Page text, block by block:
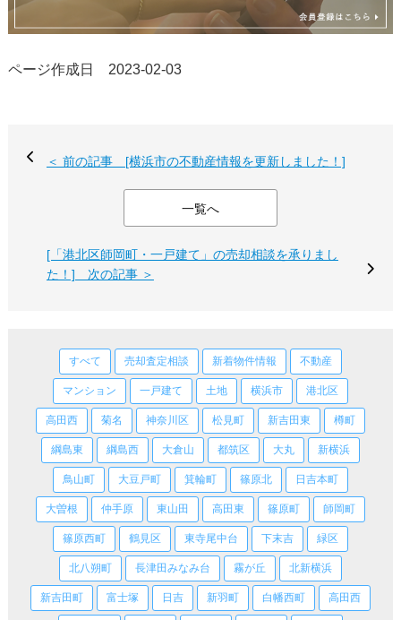
ページ作成日 2023-02-03
＜ 前の記事 [横浜市の不動産情報を更新しました！]
一覧へ
[「港北区師岡町・一戸建て」の売却相談を承りまし
た！] 次の記事 ＞
すべて 売却査定相談 新着物件情報 不動産
マンション 一戸建て 土地 横浜市 港北区
高田西 菊名 神奈川区 松見町 新吉田東 樽町
綱島東 綱島西 大倉山 都筑区 大丸 新横浜
鳥山町 大豆戸町 箕輪町 篠原北 日吉本町
大曽根 仲手原 東山田 高田東 篠原町 師岡町
篠原西町 鶴見区 東寺尾中台 下末吉 緑区
北八朔町 長津田みなみ台 霧が丘 北新横浜
新吉田町 富士塚 日吉 新羽町 白幡西町 高田西